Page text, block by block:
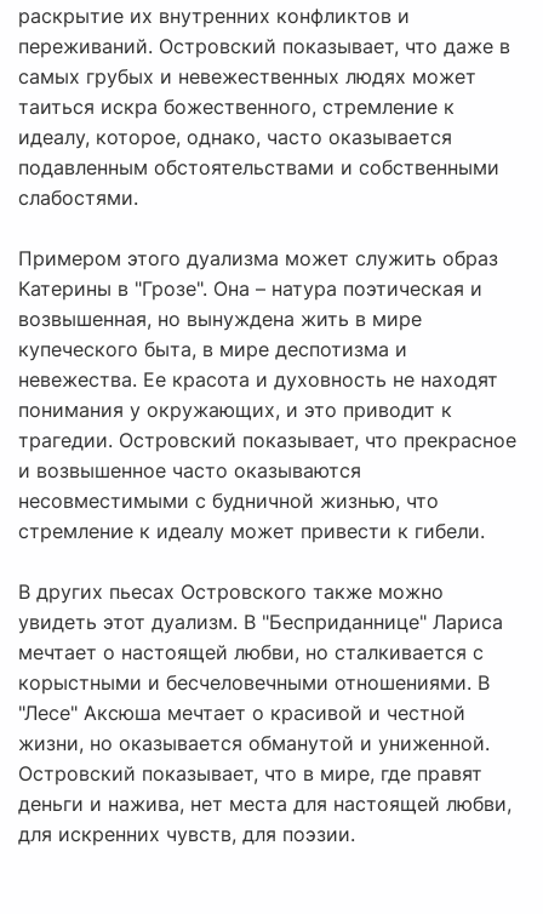
раскрытие их внутренних конфликтов и
переживаний. Островский показывает, что даже в
самых грубых и невежественных людях может
таиться искра божественного, стремление к
идеалу, которое, однако, часто оказывается
подавленным обстоятельствами и собственными
слабостями.
Примером этого дуализма может служить образ
Катерины в "Грозе". Она – натура поэтическая и
возвышенная, но вынуждена жить в мире
купеческого быта, в мире деспотизма и
невежества. Ее красота и духовность не находят
понимания у окружающих, и это приводит к
трагедии. Островский показывает, что прекрасное
и возвышенное часто оказываются
несовместимыми с будничной жизнью, что
стремление к идеалу может привести к гибели.
В других пьесах Островского также можно
увидеть этот дуализм. В "Бесприданнице" Лариса
мечтает о настоящей любви, но сталкивается с
корыстными и бесчеловечными отношениями. В
"Лесе" Аксюша мечтает о красивой и честной
жизни, но оказывается обманутой и униженной.
Островский показывает, что в мире, где правят
деньги и нажива, нет места для настоящей любви,
для искренних чувств, для поэзии.